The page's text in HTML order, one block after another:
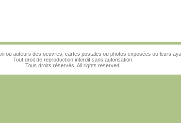
ou auteurs des oeuvres, cartes postales ou photos exposées ou leurs
Tout droit de reproduction interdit sans autorisation
Tous droits réservés. All rights reserved